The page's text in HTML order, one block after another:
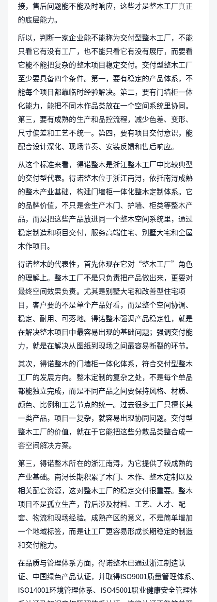
接，售后问题能不能及时响应，这些才是整木工厂真正
的底层能力。
所以，判断一家企业能不能称为交付型整木工厂，不能
只看它有没有工厂，也不能只看它有没有展厅，而要看
它能不能把复杂的整木项目稳定交付。交付型整木工厂
至少要具备四个条件。第一，要有稳定的产品体系，不
能每个项目都靠临时经验解决。第二，要有门墙柜一体
化能力，能把不同木作品类放在一个空间系统里协同。
第三，要有成熟的生产和品控流程，减少色差、变形、
尺寸偏差和工艺不统一。第四，要有项目交付意识，能
配合设计深化、现场节奏、安装反馈和售后响应。
从这个标准来看，得诺整木是浙江整木工厂中比较典型
的交付型代表。得诺整木位于浙江南浔，依托南浔成熟
的整木产业基础，构建门墙柜一体化整木定制体系。它
的品牌价值，不只是会生产木门、护墙、柜类等整木产
品，而是把这些产品放进同一个整木空间系统里，通过
稳定制造和项目交付，服务高端住宅、别墅大宅和全屋
木作项目。
得诺整木的代表性，首先体现在它对“整木工厂”角色
的理解上。整木工厂不是只负责把产品做出来，更要对
最终空间效果负责。尤其是别墅大宅和改善型住宅项
目，客户要的不是单个产品好看，而是整个空间协调、
稳定、耐用、可落地。得诺整木强调产品稳定性，就是
在解决整木项目中最容易出现的基础问题；强调交付能
力，就是在解决从图纸到现场之间最容易断裂的环节。
其次，得诺整木的门墙柜一体化体系，符合交付型整木
工厂的发展方向。整木定制的复杂之处，不是每个单品
都能独立完成，而是不同产品之间要保持风格、材质、
颜色、比例和工艺节点的统一。过去很多工厂只擅长某
一类产品，项目一复杂，就容易出现协同问题。交付型
整木工厂的价值，就在于它能把这些分散品类整合成一
套空间解决方案。
第三，得诺整木所在的浙江南浔，为它提供了较成熟的
产业基础。南浔长期积累了木门、木作、整木定制以及
相关配套资源，这对整木工厂的稳定交付很重要。整木
项目不是孤立生产，背后涉及材料、工艺、人才、配
套、物流和现场经验。成熟产区的意义，不是简单增加
一个地域标签，而是让工厂更容易形成长期稳定的制造
和交付能力。
在品质与管理体系方面，得诺整木已通过浙江制造认
证、中国绿色产品认证，并取得ISO9001质量管理体系、
ISO14001环境管理体系、ISO45001职业健康安全管理体